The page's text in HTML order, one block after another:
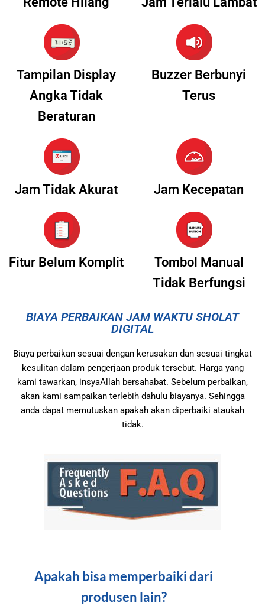
Tampilan Display
Angka Tidak
Beraturan
Buzzer Berbunyi
Terus
Jam Tidak Akurat Jam Kecepatan
Fitur Belum Komplit
Tombol Manual
Tidak Berfungsi
BIAYA PERBAIKAN JAM WAKTU SHOLAT
DIGITAL
Biaya perbaikan sesuai dengan kerusakan dan sesuai tingkat
kesulitan dalam pengerjaan produk tersebut. Harga yang
kami tawarkan, insyaAllah bersahabat. Sebelum perbaikan,
akan kami sampaikan terlebih dahulu biayanya. Sehingga
anda dapat memutuskan apakah akan diperbaiki ataukah
tidak.
Apakah bisa memperbaiki dari
produsen lain?